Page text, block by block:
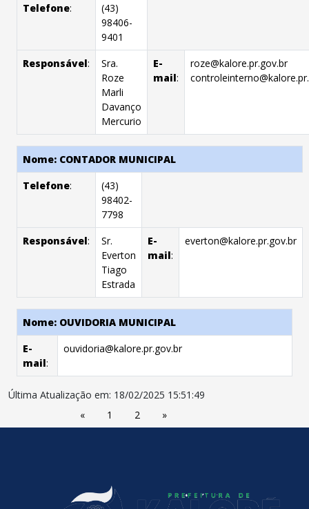
Telefone:
(43)
98406-
9401
Responsável:
Sra.
Roze
Marli
Davanço
Mercurio
E-
mail:
roze@kalore.pr.gov.br
Nome: CONTADOR MUNICIPAL
Telefone:
(43)
98402-
7798
Responsável:
Sr.
Everton
Tiago
Estrada
E-
mail:
everton@kalore.pr.gov.br
Nome: OUVIDORIA MUNICIPAL
E-
mail:
ouvidoria@kalore.pr.gov.br
Última Atualização em: 18/02/2025 15:51:49
«
1 2
»